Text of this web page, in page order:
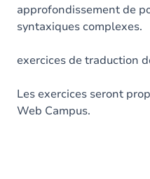
approfondissement de
syntaxiques complexes.
exercices de traduction
Les exercices seront
Web Campus.